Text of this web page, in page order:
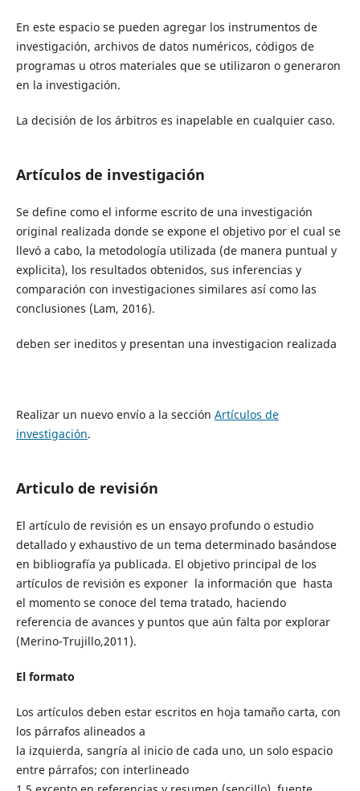
En este espacio se pueden agregar los instrumentos de
investigación, archivos de datos numéricos, códigos de
programas u otros materiales que se utilizaron o generaron
en la investigación.
La decisión de los árbitros es inapelable en cualquier caso.
Artículos de investigación
Se define como el informe escrito de una investigación
original realizada donde se expone el objetivo por el cual se
llevó a cabo, la metodología utilizada (de manera puntual y
explicita), los resultados obtenidos, sus inferencias y
comparación con investigaciones similares así como las
conclusiones (Lam, 2016).
deben ser ineditos y presentan una investigacion realizada
Realizar un nuevo envío a la sección Artículos de
investigación.
Articulo de revisión
El artículo de revisión es un ensayo profundo o estudio
detallado y exhaustivo de un tema determinado basándose
en bibliografía ya publicada. El objetivo principal de los
artículos de revisión es exponer la información que hasta
el momento se conoce del tema tratado, haciendo
referencia de avances y puntos que aún falta por explorar
(Merino-Trujillo,2011).
El formato
Los artículos deben estar escritos en hoja tamaño carta, con
los párrafos alineados a
la izquierda, sangría al inicio de cada uno, un solo espacio
entre párrafos; con interlineado